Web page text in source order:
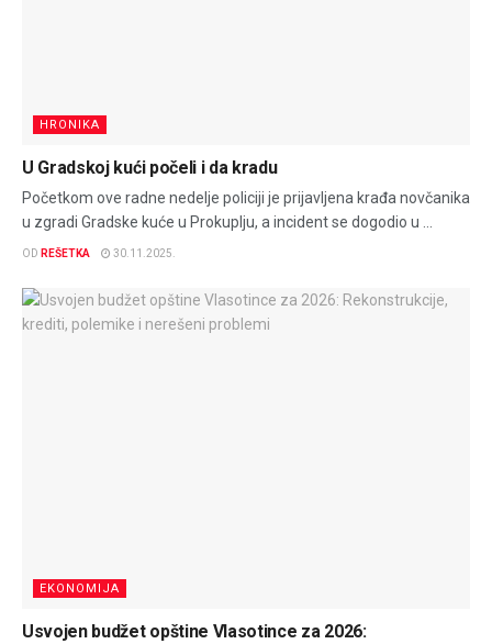
HRONIKA
U Gradskoj kući počeli i da kradu
Početkom ove radne nedelje policiji je prijavljena krađa novčanika
u zgradi Gradske kuće u Prokuplju, a incident se dogodio u ...
OD REŠETKA 30.11.2025.
EKONOMIJA
Usvojen budžet opštine Vlasotince za 2026: